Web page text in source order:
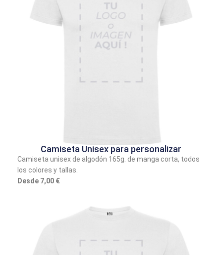
Camiseta Unisex para personalizar
Camiseta unisex de algodón 165g. de manga corta, todos
los colores y tallas.
Desde 7,00 €